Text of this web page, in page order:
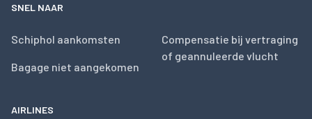
SNEL NAAR
Schiphol aankomsten
Bagage niet aangekomen
Compensatie bij vertraging
of geannuleerde vlucht
AIRLINES